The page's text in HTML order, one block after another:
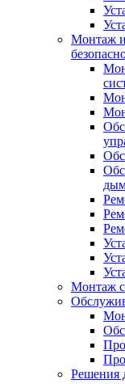
Монтаж
Монтаж
Решения